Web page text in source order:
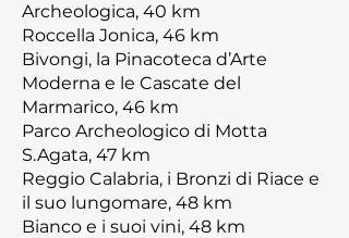
Archeologica, 40 km
Roccella Jonica, 46 km
Bivongi, la Pinacoteca d’Arte
Moderna e le Cascate del
Marmarico, 46 km
Parco Archeologico di Motta
S.Agata, 47 km
Reggio Calabria, i Bronzi di Riace e
il suo lungomare, 48 km
Bianco e i suoi vini, 48 km